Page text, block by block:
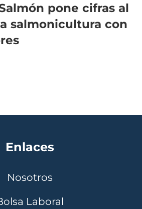
pone cifras al
salmonicultura con
Enlaces
Nosotros
Laboral